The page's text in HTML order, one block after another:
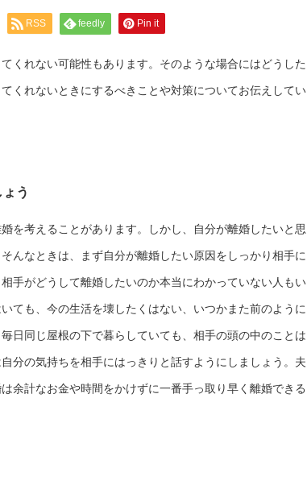
RSS feedly Pin it
くれない可能性もあります。そのような場合にはどうした
くれないときにするべきことや対策についてお伝えしてい
う
を考えることがあります。しかし、自分が離婚したいと思
んなときは、まず自分が離婚したい原因をしっかり相手に
手がどうして離婚したいのか本当にわかっていない人もい
ても、今の生活を壊したくはない、いつかまた前のように
日同じ屋根の下で暮らしていても、相手の頭の中のことは
分の気持ちを相手にはっきりと話すようにしましょう。夫
余計なお金や時間をかけずに一番手っ取り早く離婚できる